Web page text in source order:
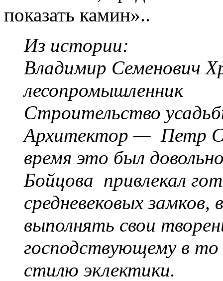
показать камин»..
Из истории:
Владимир Семенович
лесопромышленник
Строительство
Архитектор — Петр
время это был
Бойцова привлекал
средневековых
выполнять свои
господствующему в то
стилю эклектики.